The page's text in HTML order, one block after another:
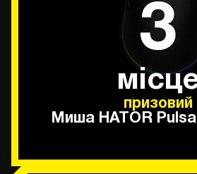
3
призовий
Миша HATOR